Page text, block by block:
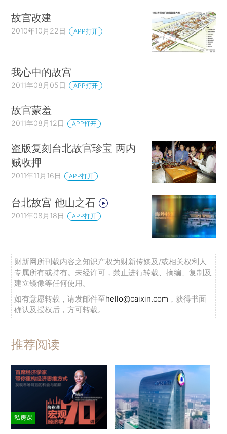
故宫改建
2010年10月22日 APP打开
我心中的故宫
2011年08月05日 APP打开
故宫蒙羞
2011年08月12日 APP打开
盗版复刻台北故宫珍宝 两内
贼收押
2011年11月16日 APP打开
台北故宫 他山之石
2011年08月18日 APP打开
财新网所刊载内容之知识产权为财新传媒及/或相关权利人
专属所有或持有。未经许可，禁止进行转载、摘编、复制及
建立镜像等任何使用。
如有意愿转载，请发邮件至hello@caixin.com ，获得书面
确认及授权后，方可转载。
推荐阅读
私房课